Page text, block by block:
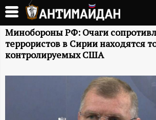
Перейти
основному
содержанию
А
Н
Т
Минобороны РФ: Очаги
террористов в Сирии находятся
контролируемых США